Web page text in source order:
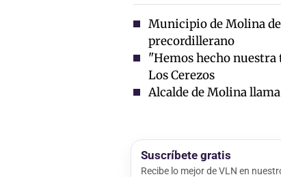
Municipio de Molina
precordillerano
"Hemos hecho nuestra
Los Cerezos
Alcalde de Molina
Suscríbete gratis
Recibe lo mejor de VLN en